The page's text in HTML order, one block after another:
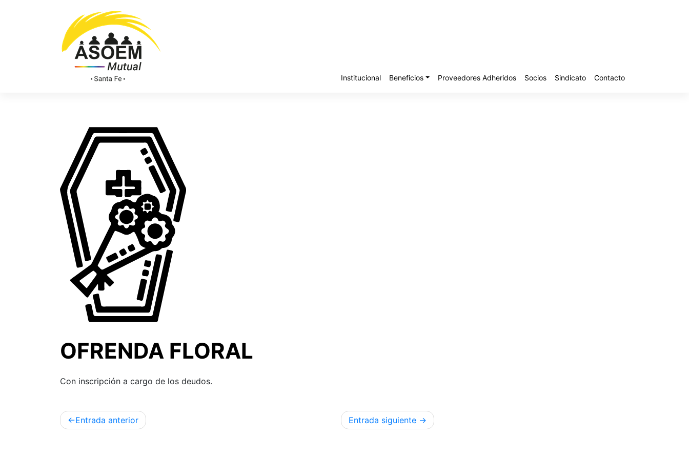
Institucional Beneficios Proveedores Adheridos Socios Sindicato Contacto
OFRENDA FLORAL
Con inscripción a cargo de los deudos.
Entrada anterior Entrada siguiente